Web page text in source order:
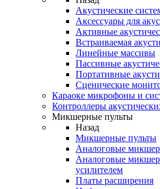
Акустические
Аксессуары для
Активные
Встраиваемая
Линейные массивы
Пассивные
Портативные
Сценические
Караоке микрофоны и
Контроллеры
Микшерные пульты
Назад
Микшерные пульты
Аналоговые
Аналоговые
усилителем
Платы расширения